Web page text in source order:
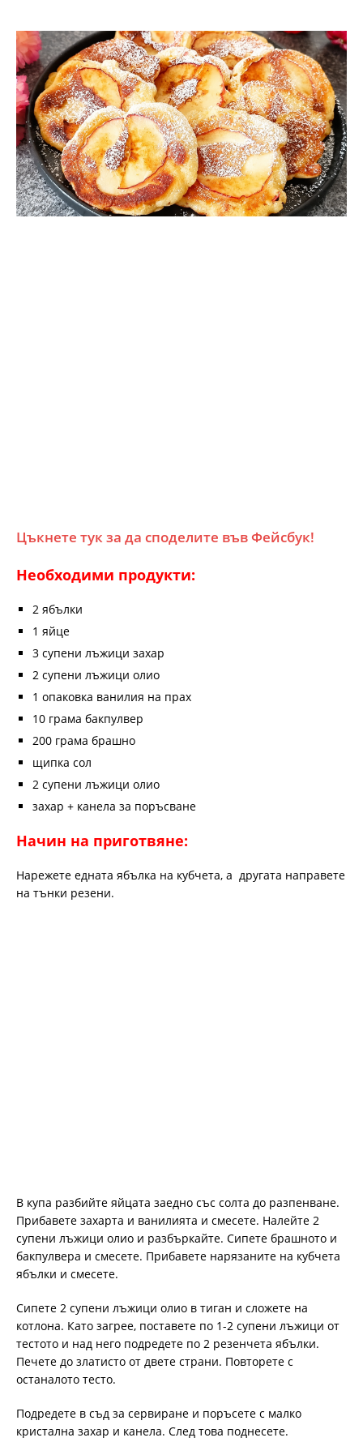
Цъкнете тук за да споделите във Фейсбук!
Необходими продукти:
2 ябълки
1 яйце
3 супени лъжици захар
2 супени лъжици олио
1 опаковка ванилия на прах
10 грама бакпулвер
200 грама брашно
щипка сол
2 супени лъжици олио
захар + канела за поръсване
Начин на приготвяне:
Нарежете едната ябълка на кубчета, а другата направете
на тънки резени.
В купа разбийте яйцата заедно със солта до разпенване.
Прибавете захарта и ванилията и смесете. Налейте 2
супени лъжици олио и разбъркайте. Сипете брашното и
бакпулвера и смесете. Прибавете нарязаните на кубчета
ябълки и смесете.
Сипете 2 супени лъжици олио в тиган и сложете на
котлона. Като загрее, поставете по 1-2 супени лъжици от
тестото и над него подредете по 2 резенчета ябълки.
Печете до златисто от двете страни. Повторете с
останалото тесто.
Подредете в съд за сервиране и поръсете с малко
кристална захар и канела. След това поднесете.